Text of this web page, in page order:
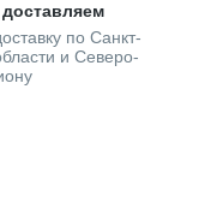
по Санкт-
и Северо-